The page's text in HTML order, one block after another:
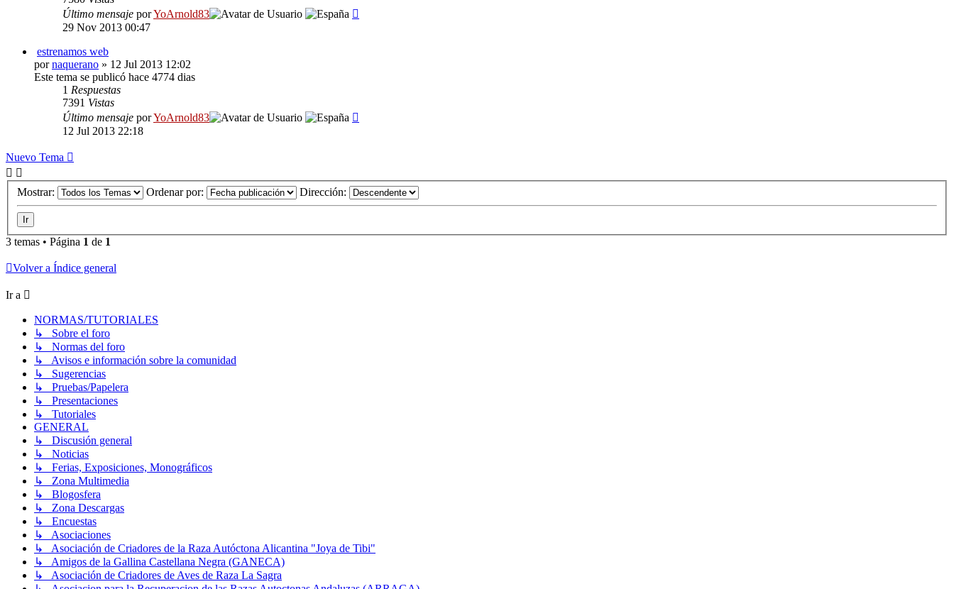
Último mensaje porYoArnold83
29 Nov 2013 00:47
estrenamos web
pornaquerano » 12 Jul 2013 12:02
Este tema se publicó hace 4774 dias
1 Respuestas
7391 Vistas
Último mensaje porYoArnold83
12 Jul 2013 22:18
Nuevo Tema
Mostrar: Ordenar por: Dirección:
3 temas • Página 1 de 1
Volver a Índice general
Ir a
NORMAS/TUTORIALES
↳ Sobre el foro
↳ Normas del foro
↳ Avisos e información sobre la comunidad
↳ Sugerencias
↳ Pruebas/Papelera
↳ Presentaciones
↳ Tutoriales
GENERAL
↳ Discusión general
↳ Noticias
↳ Ferias, Exposiciones, Monográficos
↳ Zona Multimedia
↳ Blogosfera
↳ Zona Descargas
↳ Encuestas
↳ Asociaciones
↳ Asociación de Criadores de la Raza Autóctona Alicantina "Joya de Tibi"
↳ Amigos de la Gallina Castellana Negra (GANECA)
↳ Asociación de Criadores de Aves de Raza La Sagra